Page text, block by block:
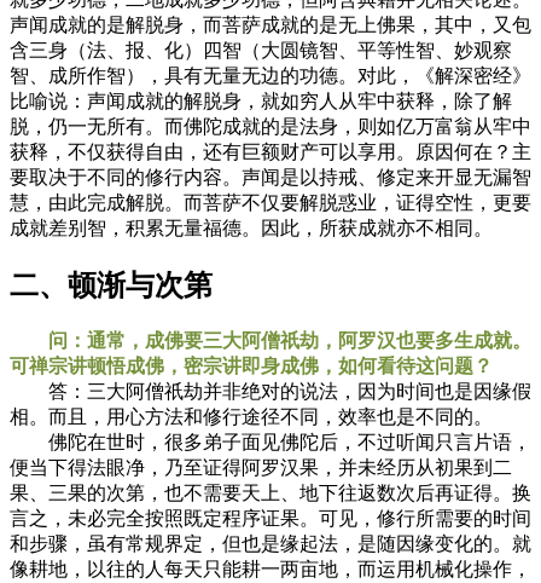
声闻成就的是解脱身，而菩萨成就的是无上佛果，其中，又包
含三身（法、报、化）四智（大圆镜智、平等性智、妙观察
智、成所作智），具有无量无边的功德。对此，《解深密经》
比喻说：声闻成就的解脱身，就如穷人从牢中获释，除了解
脱，仍一无所有。而佛陀成就的是法身，则如亿万富翁从牢中
获释，不仅获得自由，还有巨额财产可以享用。原因何在？主
要取决于不同的修行内容。声闻是以持戒、修定来开显无漏智
慧，由此完成解脱。而菩萨不仅要解脱惑业，证得空性，更要
成就差别智，积累无量福德。因此，所获成就亦不相同。
二、顿渐与次第
问：通常，成佛要三大阿僧祇劫，阿罗汉也要多生成就。
可禅宗讲顿悟成佛，密宗讲即身成佛，如何看待这问题？
答：三大阿僧祇劫并非绝对的说法，因为时间也是因缘假
相。而且，用心方法和修行途径不同，效率也是不同的。
佛陀在世时，很多弟子面见佛陀后，不过听闻只言片语，
便当下得法眼净，乃至证得阿罗汉果，并未经历从初果到二
果、三果的次第，也不需要天上、地下往返数次后再证得。换
言之，未必完全按照既定程序证果。可见，修行所需要的时间
和步骤，虽有常规界定，但也是缘起法，是随因缘变化的。就
像耕地，以往的人每天只能耕一两亩地，而运用机械化操作，